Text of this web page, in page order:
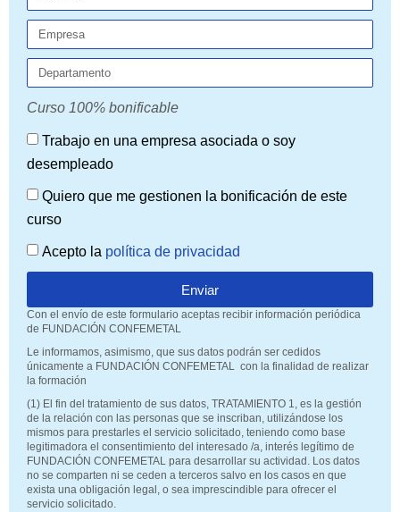
Curso 100% bonificable
Trabajo en una empresa asociada o soy
desempleado
Quiero que me gestionen la bonificación de este
curso
Acepto la política de privacidad
Enviar
Con el envío de este formulario aceptas recibir información periódica
de FUNDACIÓN CONFEMETAL
Le informamos, asimismo, que sus datos podrán ser cedidos
únicamente a FUNDACIÓN CONFEMETAL con la finalidad de realizar
la formación
(1) El fin del tratamiento de sus datos, TRATAMIENTO 1, es la gestión
de la relación con las personas que se inscriban, utilizándose los
mismos para prestarles el servicio solicitado, teniendo como base
legitimadora el consentimiento del interesado /a, interés legítimo de
FUNDACIÓN CONFEMETAL para desarrollar su actividad. Los datos
no se comparten ni se ceden a terceros salvo en los casos en que
exista una obligación legal, o sea imprescindible para ofrecer el
servicio solicitado.